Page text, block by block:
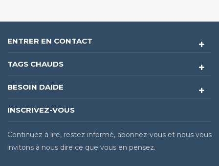
ENTRER EN CONTACT
TAGS CHAUDS
BESOIN DAIDE
INSCRIVEZ-VOUS
Continuez à lire, restez informé, abonnez-vous et nous vous
invitons à nous dire ce que vous en pensez.